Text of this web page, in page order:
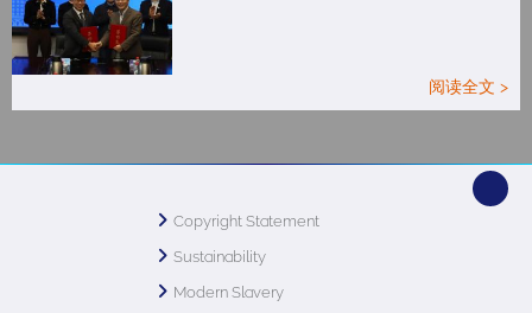
阅读全文 >
Copyright Statement
Sustainability
Modern Slavery